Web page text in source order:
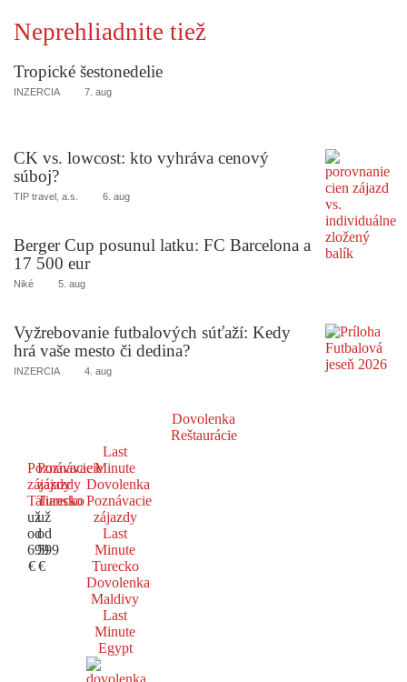
Neprehliadnite tiež
Tropické šestonedelie
INZERCIA 7. aug
CK vs. lowcost: kto vyhráva cenový
súboj?
TIP travel, a.s. 6. aug
Berger Cup posunul latku: FC Barcelona a
17 500 eur
Niké 5. aug
Vyžrebovanie futbalových súťaží: Kedy
hrá vaše mesto či dedina?
INZERCIA 4. aug
Dovolenka
Reštaurácie
Poznávacie
zájazdy
Taliansko
už
od
699
€
Poznávacie
zájazdy
Turecko
už
od
599
€
Last
Minute
Dovolenka
Poznávacie
zájazdy
Last
Minute
Turecko
Dovolenka
Maldivy
Last
Minute
Egypt